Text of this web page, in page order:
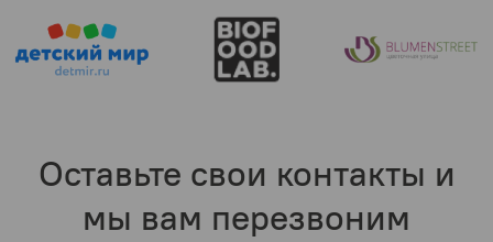
Оставьте свои контакты и
мы вам перезвоним